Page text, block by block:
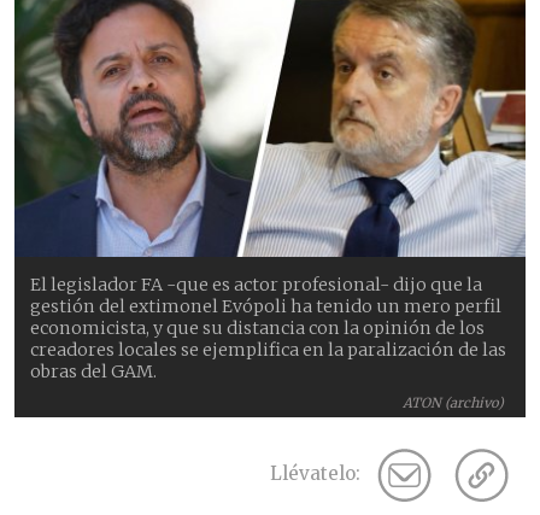
ATON (archivo)
El legislador FA -que es actor profesional- dijo que la
gestión del extimonel Evópoli ha tenido un mero perfil
economicista, y que su distancia con la opinión de los
creadores locales se ejemplifica en la paralización de las
obras del GAM.
Llévatelo: